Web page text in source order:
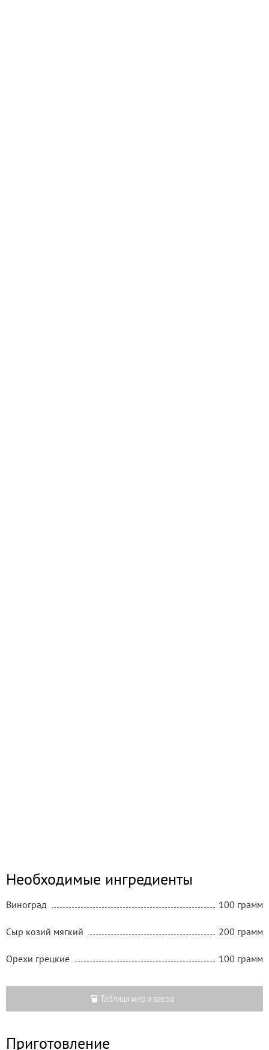
Необходимые ингредиенты
Виноград 100 грамм
Сыр козий мягкий 200 грамм
Орехи грецкие 100 грамм
Таблица мер и весов
Приготовление